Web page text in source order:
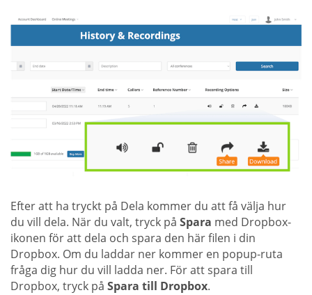
Efter att ha tryckt på Dela kommer du att få välja hur
du vill dela. När du valt, tryck på Spara med Dropbox-
ikonen för att dela och spara den här filen i din
Dropbox. Om du laddar ner kommer en popup-ruta
fråga dig hur du vill ladda ner. För att spara till
Dropbox, tryck på Spara till Dropbox.